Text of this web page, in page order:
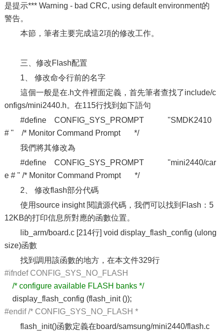
是提示*** Warning - bad CRC, using default environment的
警告。
本節，筆者主要完成這2項的修改工作。
三、修改Flash配置
1、 修改命令行前的名字
這個一般是在.h文件裡面定義，首先筆者查找了include/c
onfigs/mini2440.h。在115行找到如下語句
#define CONFIG_SYS_PROMPT "SMDK2410
# " /* Monitor Command Prompt */
我們將其修改為
#define CONFIG_SYS_PROMPT "mini2440/car
e # " /* Monitor Command Prompt */
2、 修改flash部分代碼
使用source insight 閱讀源代碼，我們可以找到Flash：5
12KB的打印信息所對應的函數位置。
lib_arm/board.c [214行] void display_flash_config (ulong
size)函數
找到調用該函數的地方，在本文件329行
#ifndef CONFIG_SYS_NO_FLASH
/* configure available FLASH banks */
display_flash_config (flash_init ());
#endif /* CONFIG_SYS_NO_FLASH *
flash_init()函數定義在board/samsung/mini2440/flash.c